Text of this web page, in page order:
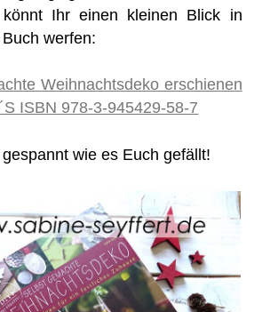
könnt Ihr einen kleinen Blick in
werfen:
Weihnachtsdeko erschienen
ISBN 978-3-945429-58-7
wie es Euch gefällt!